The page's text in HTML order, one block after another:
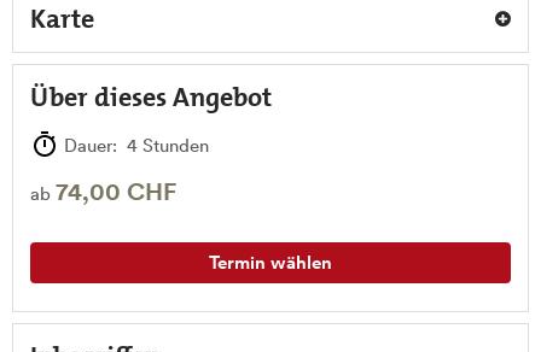
Karte
Über dieses Angebot
Dauer: 4 Stunden
ab 74,00 CHF
Termin wählen